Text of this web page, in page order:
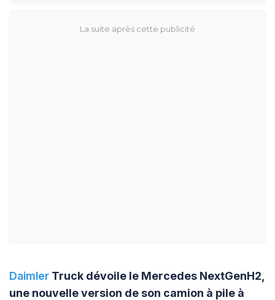
Daimler Truck dévoile le Mercedes NextGenH2,
une nouvelle version de son camion à pile à